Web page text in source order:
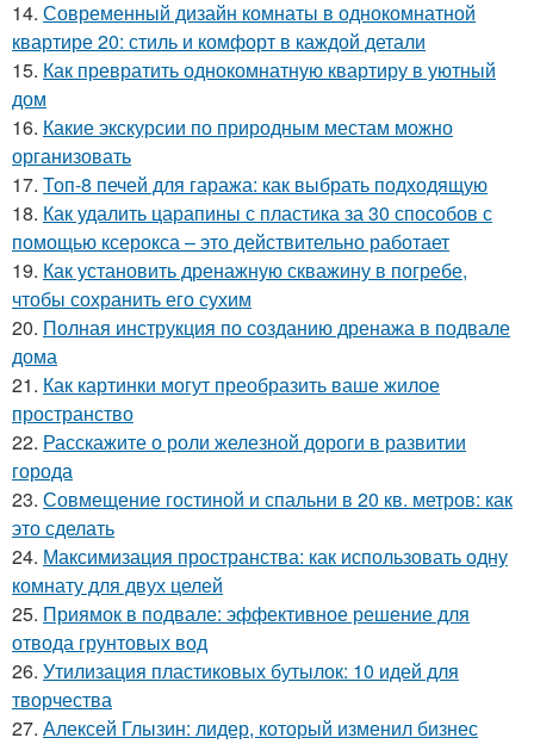
14. Современный дизайн комнаты в однокомнатной
квартире 20: стиль и комфорт в каждой детали
15. Как превратить однокомнатную квартиру в уютный
дом
16. Какие экскурсии по природным местам можно
организовать
17. Топ-8 печей для гаража: как выбрать подходящую
18. Как удалить царапины с пластика за 30 способов с
помощью ксерокса – это действительно работает
19. Как установить дренажную скважину в погребе,
чтобы сохранить его сухим
20. Полная инструкция по созданию дренажа в подвале
дома
21. Как картинки могут преобразить ваше жилое
пространство
22. Расскажите о роли железной дороги в развитии
города
23. Совмещение гостиной и спальни в 20 кв. метров: как
это сделать
24. Максимизация пространства: как использовать одну
комнату для двух целей
25. Приямок в подвале: эффективное решение для
отвода грунтовых вод
26. Утилизация пластиковых бутылок: 10 идей для
творчества
27. Алексей Глызин: лидер, который изменил бизнес